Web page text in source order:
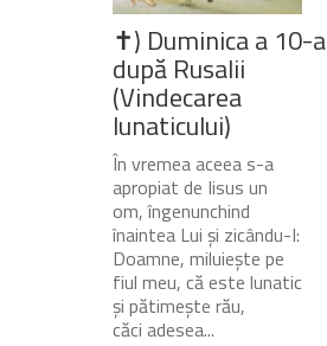
✝) Duminica a 10-a
după Rusalii
(Vindecarea
lunaticului)
În vremea aceea s-a
apropiat de Iisus un
om, îngenunchind
înaintea Lui și zicându-I:
Doamne, miluiește pe
fiul meu, că este lunatic
și pătimește rău,
căci adesea...